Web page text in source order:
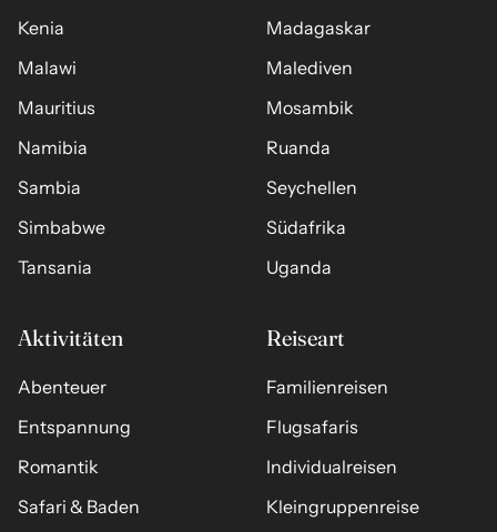
Kenia
Madagaskar
Malawi
Malediven
Mauritius
Mosambik
Namibia
Ruanda
Sambia
Seychellen
Simbabwe
Südafrika
Tansania
Uganda
Aktivitäten
Abenteuer
Entspannung
Romantik
Safari & Baden
Reiseart
Familienreisen
Flugsafaris
Individualreisen
Kleingruppenreise